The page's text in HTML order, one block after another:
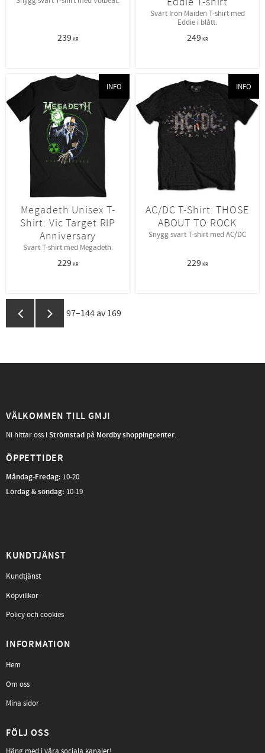
239KR
Svart Iron Maiden T-shirt med
Eddie i blått.
249KR
Megadeth Unisex T-
Shirt: Vic Target RIP
Anniversary
Svart T-shirt med Megadeth.
229KR
INFO
AC/DC T-Shirt: THOSE
ABOUT TO ROCK
Snygg svart T-shirt med AC/DC
229KR
INFO
97–144 av 169
VÄLKOMMEN TILL GMJ!
Ni hittar oss iStrömstad på Nordby shoppingcenter.
ÖPPETTIDER
Måndag-Fredag: 10-20
Lördag & söndag: 10-19
KUNDTJÄNST
Kundtjänst
Köpvillkor
Policy och cookies
INFORMATION
Hem
Om oss
Mina sidor
FÖLJ OSS